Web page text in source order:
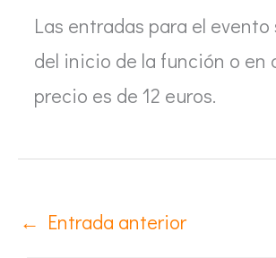
Las entradas para el
del inicio de la función o
precio es de 12 euros.
← Entrada anterior